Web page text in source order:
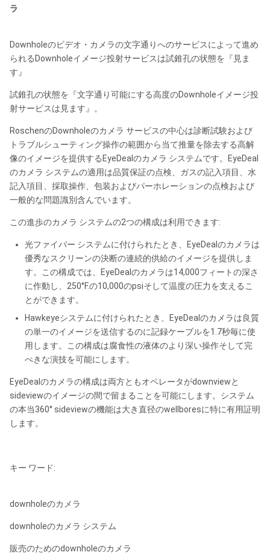
ラ
Downholeのビデオ・カメラの文字通りへのサービスによって進め
られるDownholeイメージ投射サービスは試錐孔の状態を『見ま
す』
試錐孔の状態を『文字通り可能にする高度のDownholeイメージ投
射サービスは見ます』。
RoschenのDownholeのカメラ サービスの中心は診断試験および
トラブルシューティング操作の範囲から当て推量を除去する高解
像のイメージを提供するEyeDealのカメラ システムです。EyeDeal
のカメラ システムの適用は品質保証の点検、ガスの記入項目、水
記入項目、採取操作、包装およびパーホレーションの点検および
一般的な問題識別含んでいます。
この進歩のカメラ システムの2つの構成は利用できます:
光ファイバー システムに付けられたとき、EyeDealのカメラは
優秀なスクリーンの決断の連続的供給のイメージを提供しま
す。この構成では、EyeDealのカメラは14,000フィートの深さ
に作動し、250°F.の10,000のpsiそして温度の圧力を支えるこ
とができます。
Hawkeyeシステムに付けられたとき、EyeDealのカメラは良質
の単一のイメージを送信するのに記録ケーブルを1.7秒毎に使
用します。この構成は腐食性の液体のより深い操作そして完
ぺきな演技を可能にします。
EyeDealのカメラの構成は両方ともオペレータがdownviewと
sideviewのイメージの間で留まることを可能にします。システム
の本当360° sideviewの機能は大き直径のwellboresに特に有用証明
します。
キー ワード:
downholeのカメラ
downholeのカメラ システム
販売のためのdownholeのカメラ